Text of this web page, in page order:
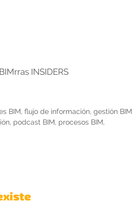
INSIDERS
BIM, flujo de información, gestión BIM
, podcast BIM, procesos BIM,